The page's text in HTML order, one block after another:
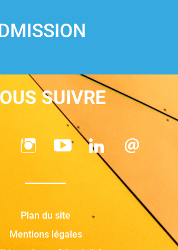
SUIVRE
Plan du site
Mentions légales